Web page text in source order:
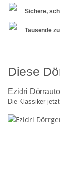
Sichere,
Tausende
Diese
Ezidri
Die Klassiker